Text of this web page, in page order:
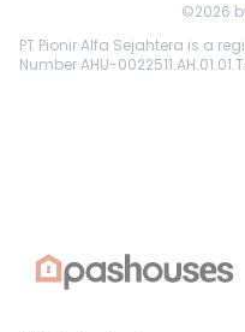
©2026
PT Pionir Alfa Sejahtera is a
Number AHU-